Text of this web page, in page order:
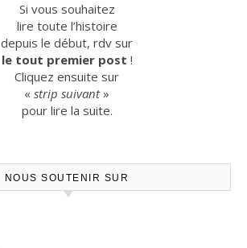
Si vous souhaitez
lire toute l’histoire
depuis le début, rdv sur
le tout premier post !
Cliquez ensuite sur
« strip suivant»
pour lire la suite.
NOUS SOUTENIR SUR